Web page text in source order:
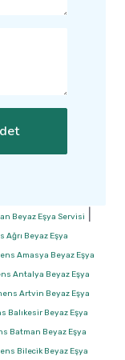
Beyaz Eşya Servisi
Ağrı Beyaz Eşya
Amasya Beyaz Eşya
Antalya Beyaz Eşya
Artvin Beyaz Eşya
Balıkesir Beyaz Eşya
Batman Beyaz Eşya
Bilecik Beyaz Eşya